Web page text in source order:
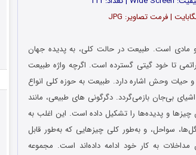
و مادی است. طبیعت در حالت کلی، به پدیده جهان
تا خود گیتی گسترده‌ است. اگرچه واژه طبیعت
حیات وحش اشاره دارد. طبیعت به حوزه کلی انواع
بی‌جان بازمی‌گردد. دگرگونی‌ های طبیعی، مانند
و پدیده‌ها را تشکیل داده‌ است. این اغلب به
سواحل، و به‌طور کلی چیزهایی که به‌طور قابل
مداخلات به کار خود ادامه داده‌اند است. مجموعه